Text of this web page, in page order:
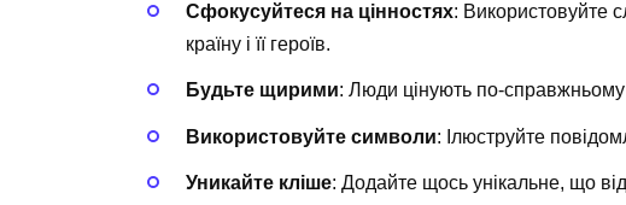
Сфокусуйтеся на цінностях: Використовуйте
країну і її героїв.
Будьте щирими: Люди цінують по-
Використовуйте символи: Ілюструйте
Уникайте кліше: Додайте щось унікальне, що